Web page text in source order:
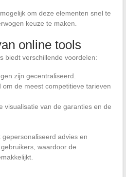
om deze elementen snel te
keuze te maken.
online tools
biedt verschillende voordelen:
zijn gecentraliseerd.
om de meest competitieve tarieven
visualisatie van de garanties en de
advies en
waardoor de